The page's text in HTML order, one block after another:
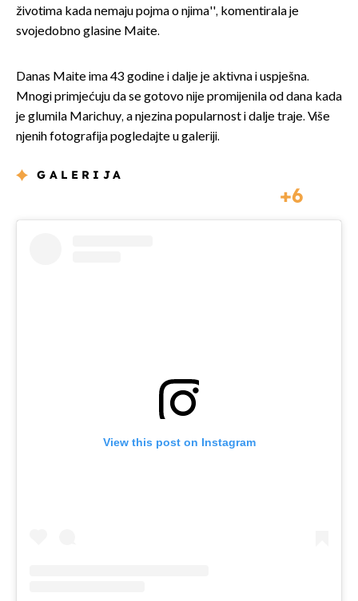
životima kada nemaju pojma o njima'', komentirala je
svojedobno glasine Maite.
Danas Maite ima 43 godine i dalje je aktivna i uspješna.
Mnogi primjećuju da se gotovo nije promijenila od dana kada
je glumila Marichuy, a njezina popularnost i dalje traje. Više
njenih fotografija pogledajte u galeriji.
GALERIJA
6
View this post on Instagram